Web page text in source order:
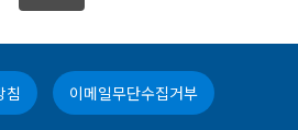
침 이메일무단수집거부